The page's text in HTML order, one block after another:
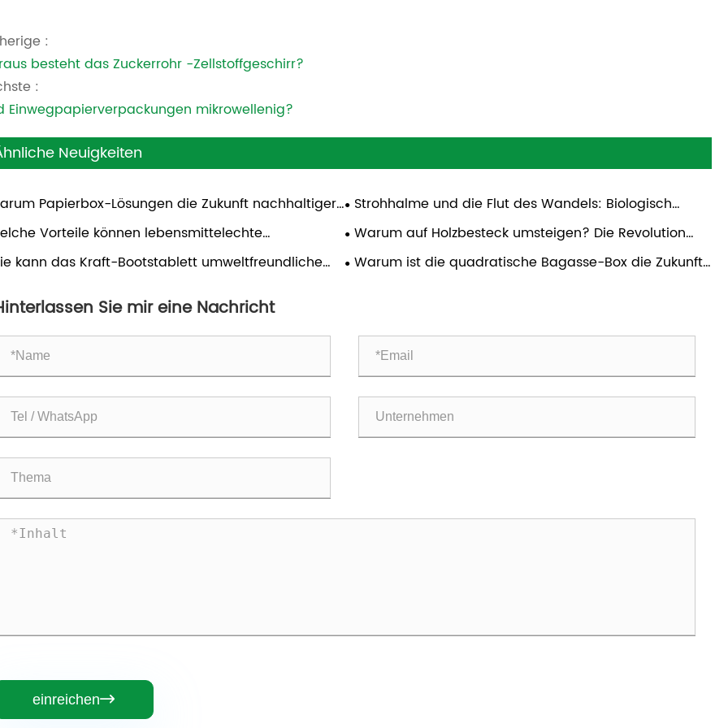
:
besteht das Zuckerrohr -Zellstoffgeschirr?
:
Einwegpapierverpackungen mikrowellenig?
Neuigkeiten
Papierbox-Lösungen die Zukunft nachhaltiger
sind
Strohhalme und die Flut des Wandels: Biologisch
abbaubare Lösungen für eine sauberere Zukunft
Vorteile können lebensmittelechte
globalen Catering- und Imbissbetrieben
Warum auf Holzbesteck umsteigen? Die Revolution
des umweltfreundlichen Essens
kann das Kraft-Bootstablett umweltfreundliche
Warum ist die quadratische Bagasse-Box die Zukunft
Sie mir eine Nachricht
einreichen